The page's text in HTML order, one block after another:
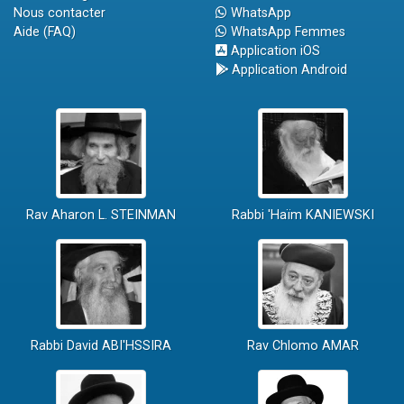
Nous contacter
Aide (FAQ)
WhatsApp
WhatsApp Femmes
Application iOS
Application Android
Rav Aharon L. STEINMAN Rabbi 'Haïm KANIEWSKI
Rabbi David ABI'HSSIRA Rav Chlomo AMAR